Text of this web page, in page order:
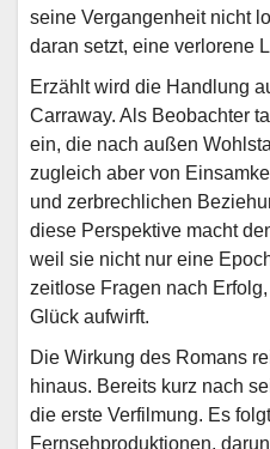
seine Vergangenheit nicht
daran setzt, eine verlorene
Erzählt wird die Handlung
Carraway. Als Beobachter
ein, die nach außen
zugleich aber von
und zerbrechlichen
diese Perspektive macht
weil sie nicht nur eine
zeitlose Fragen nach
Glück aufwirft.
Die Wirkung des Romans
hinaus. Bereits kurz nach
die erste Verfilmung. Es
Fernsehproduktionen,